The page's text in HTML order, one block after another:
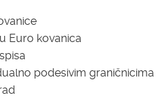
Euro kovanica
podesivim graničnicima